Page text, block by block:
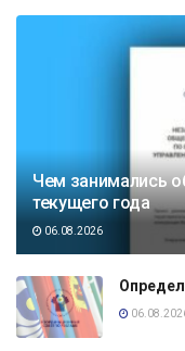
Чем занимались
текущего года
06.08.2026